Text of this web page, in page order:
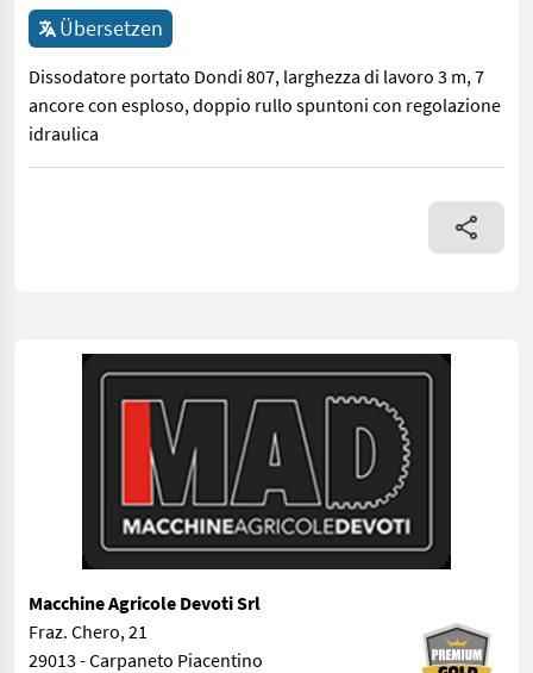
Übersetzen
Dissodatore portato Dondi 807, larghezza di lavoro 3 m, 7
ancore con esploso, doppio rullo spuntoni con regolazione
idraulica
Dissodatore portato Dondi 807, larghezza di lavoro 3 m, 7
Macchine Agricole Devoti Srl
Fraz. Chero, 21
29013 - Carpaneto Piacentino